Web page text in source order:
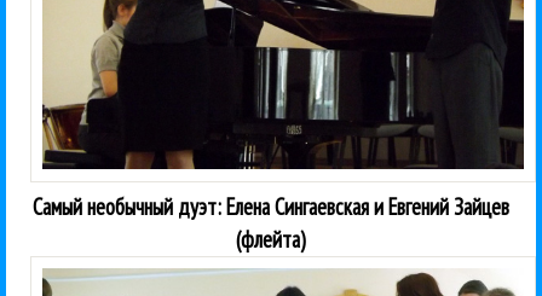
Самый необычный дуэт: Елена Сингаевская и Евгений Зайцев
(флейта)